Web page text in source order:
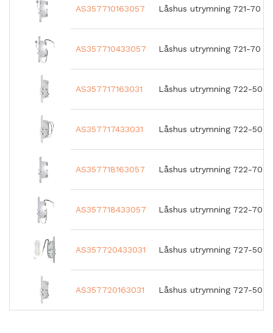
AS357710163057 Låshus utrymning 721-70 H
AS357710433057 Låshus utrymning 721-70 H
AS357717163031 Låshus utrymning 722-50 H
AS357717433031 Låshus utrymning 722-50
AS357718163057 Låshus utrymning 722-70 H
AS357718433057 Låshus utrymning 722-70
AS357720433031 Låshus utrymning 727-50
AS357720163031 Låshus utrymning 727-50